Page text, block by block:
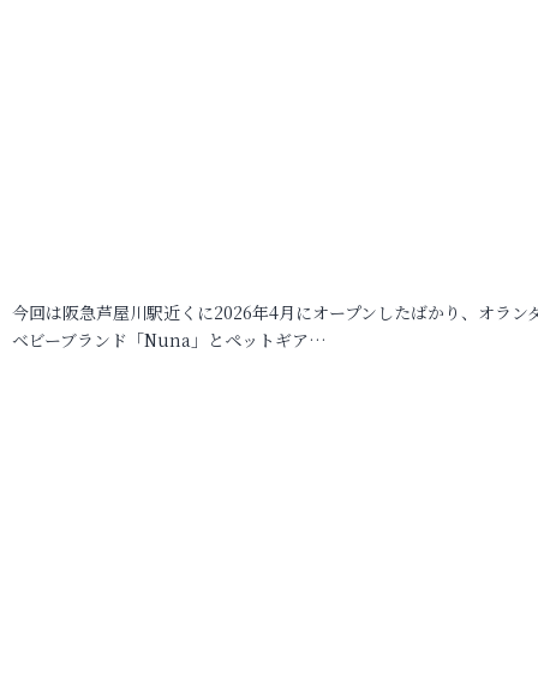
今回は阪急芦屋川駅近くに2026年4月にオープンしたばかり、オラン
ベビーブランド「Nuna」とペットギア…